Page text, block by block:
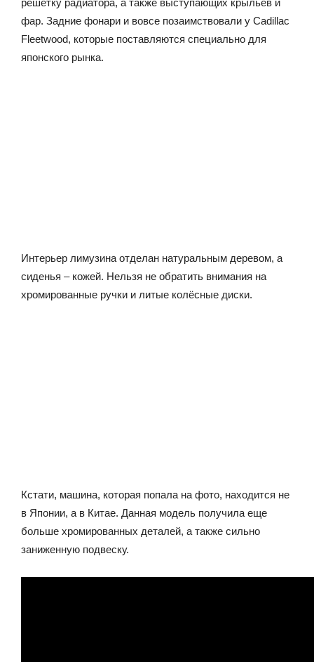
решетку радиатора, а также выступающих крыльев и
фар. Задние фонари и вовсе позаимствовали у Cadillac
Fleetwood, которые поставляются специально для
японского рынка.
Интерьер лимузина отделан натуральным деревом, а
сиденья – кожей. Нельзя не обратить внимания на
хромированные ручки и литые колёсные диски.
Кстати, машина, которая попала на фото, находится не
в Японии, а в Китае. Данная модель получила еще
больше хромированных деталей, а также сильно
заниженную подвеску.